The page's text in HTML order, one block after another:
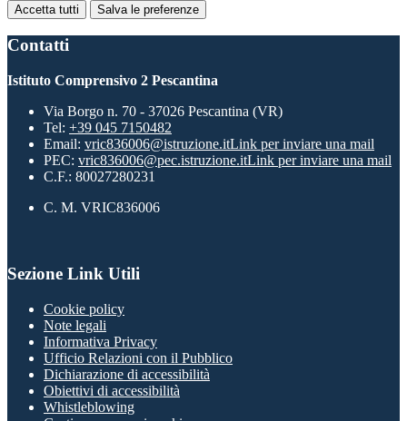
Accetta tutti Salva le preferenze
Contatti
Istituto Comprensivo 2 Pescantina
Via Borgo n. 70 - 37026 Pescantina (VR)
Tel: +39 045 7150482
Email: vric836006@istruzione.itLink per inviare una mail
PEC: vric836006@pec.istruzione.itLink per inviare una mail
C.F.: 80027280231
C. M. VRIC836006
Sezione Link Utili
Cookie policy
Note legali
Informativa Privacy
Ufficio Relazioni con il Pubblico
Dichiarazione di accessibilità
Obiettivi di accessibilità
Whistleblowing